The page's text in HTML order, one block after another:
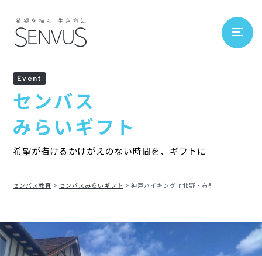
Event
センバス
みらいギフト
希望が描けるかけがえのない時間を、ギフトに
センバス教育 センバスみらいギフト 神戸ハイキングin北野・布引